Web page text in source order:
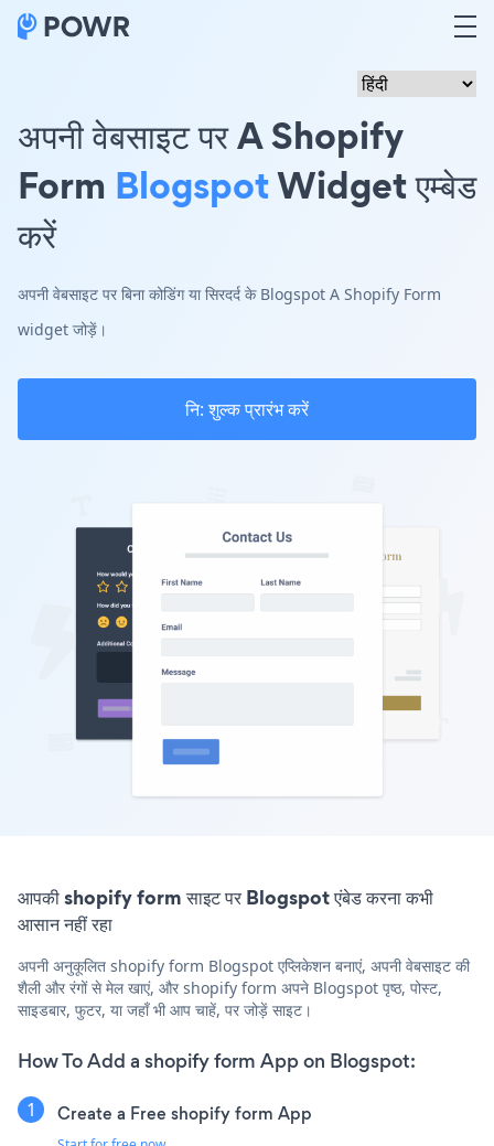
अपनी वेबसाइट पर A Shopify
Form BlogspotWidget एम्बेड
करें
अपनी वेबसाइट पर बिना कोडिंग या सिरदर्द के Blogspot A Shopify Form
widget जोड़ें।
नि: शुल्क प्रारंभ करें
आपकी shopify form साइट पर Blogspot एंबेड करना कभी
आसान नहीं रहा
अपनी अनुकूलित shopify form Blogspot एप्लिकेशन बनाएं, अपनी वेबसाइट की
शैली और रंगों से मेल खाएं, और shopify form अपने Blogspot पृष्ठ, पोस्ट,
साइडबार, फुटर, या जहाँ भी आप चाहें, पर जोड़ें साइट।
How To Add a shopify form App on Blogspot:
Create a Free shopify form App